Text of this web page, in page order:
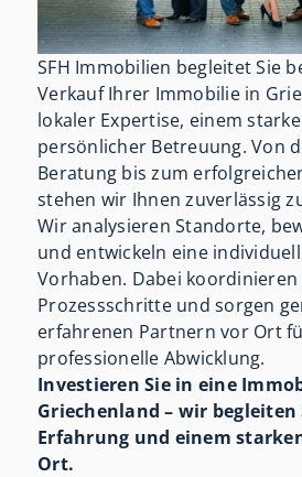
SFH Immobilien begleitet Sie
Verkauf Ihrer Immobilie in
lokaler Expertise, einem
persönlicher Betreuung. Von
Beratung bis zum
stehen wir Ihnen zuverlässig
Wir analysieren Standorte,
und entwickeln eine
Vorhaben. Dabei koordinieren
Prozessschritte und sorgen
erfahrenen Partnern vor Ort
professionelle Abwicklung.
Investieren Sie in eine
Griechenland – wir begleiten
Erfahrung und einem
Ort.